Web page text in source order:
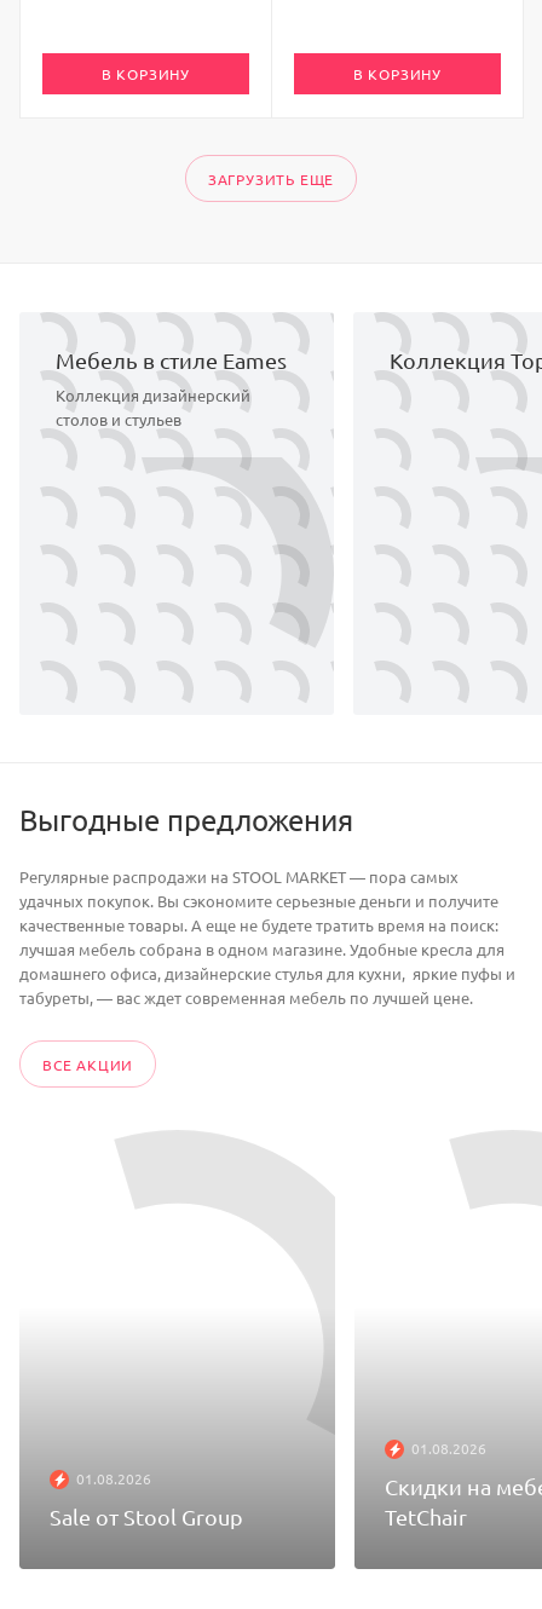
В КОРЗИНУ В КОРЗИНУ
ЗАГРУЗИТЬ ЕЩЕ
Мебель в стиле Eames
Коллекция дизайнерский
столов и стульев
Коллекция
Выгодные предложения
Регулярные распродажи на STOOL MARKET — пора самых
удачных покупок. Вы сэкономите серьезные деньги и получите
качественные товары. А еще не будете тратить время на поиск:
лучшая мебель собрана в одном магазине. Удобные кресла для
домашнего офиса, дизайнерские стулья для кухни, яркие пуфы и
табуреты, — вас ждет современная мебель по лучшей цене.
ВСЕ АКЦИИ
01.08.2026
Sale от Stool Group
01.08.2026
Скидки на
TetChair